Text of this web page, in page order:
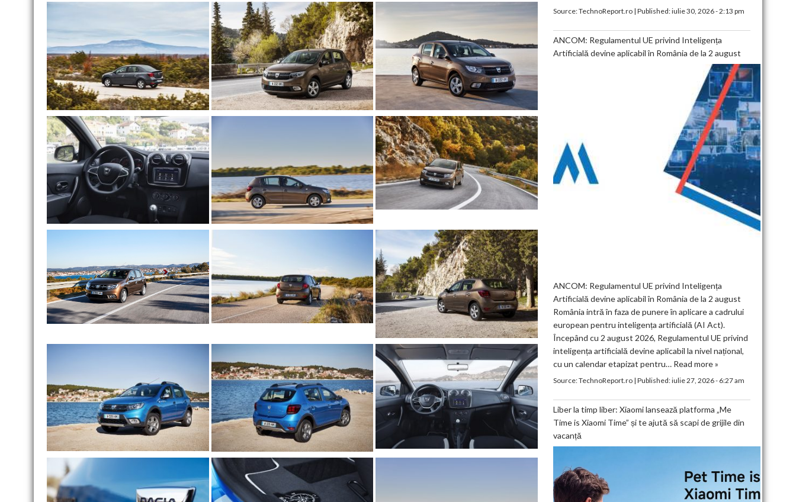
Source:TechnoReport.ro| Published:iulie 30, 2026 - 2:13 pm
ANCOM: Regulamentul UE privind Inteligența
Artificială devine aplicabil în România de la 2 august
ANCOM: Regulamentul UE privind Inteligența
Artificială devine aplicabil în România de la 2 august
România intră în faza de punere în aplicare a cadrului
european pentru inteligența artificială (AI Act).
Începând cu 2 august 2026, Regulamentul UE privind
inteligența artificială devine aplicabil la nivel național,
cu un calendar etapizat pentru… Read more »
Source:TechnoReport.ro| Published:iulie 27, 2026 - 6:27 am
Liber la timp liber: Xiaomi lansează platforma „Me
Time is Xiaomi Time” și te ajută să scapi de grijile din
vacanță